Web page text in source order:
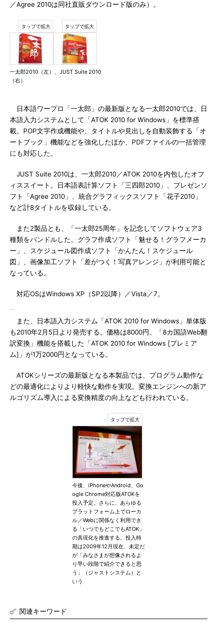
／Agree 2010は同社直販ダウンロード版のみ）。
一太郎2010（左）、JUST Suite 2010
（右）
日本語ワープロ「一太郎」の最新版となる一太郎2010では、日
本語入力システムとして「ATOK 2010 for Windows」を標準搭
載。POP文字作成機能や、タイトルや見出しを自動装飾する「オ
ートブック」機能などを強化したほか、PDFファイルの一括管理
にも対応した。
JUST Suite 2010は、一太郎2010／ATOK 2010を内包したオフ
ィススイート。日本語表計算ソフト「三四郎2010」、プレゼンソ
フト「Agree 2010」、統合グラフィックスソフト「花子2010」
など計8タイトルを収録している。
また2製品とも、「一太郎25周年」を記念してソフトウェア3
種類をバンドルした。グラフ作成ソフト「魅せる！グラフメーカ
ー」、スケジュール図作成ソフト「かんたん！スケジュール
図」、画像加工ソフト「差がつく！写真アレンジ」が利用可能と
なっている。
対応OSはWindows XP（SP2以降）／Vista／7。
また、日本語入力システム「ATOK 2010 for Windows」単体版
も2010年2月5日より発売する。価格は8000円。「8カ国語Web翻
訳変換」機能を搭載した「ATOK 2010 for Windows [プレミア
ム]」が1万2000円となっている。
ATOKシリーズの最新版となる本製品では、プログラム動作な
どの最適化によりより軽快な動作を実現。変換エンジンへの新ア
ルゴリズム導入による変換精度の向上なども行われている。
今後、iPhoneやAndroid、Go
ogle Chrome対応版ATOKを
投入予定。さらに、あらゆる
プラットフォーム上でローカ
ル／Webに関係なく利用でき
る「いつでもどこでもATOK」
の具現化を推進する。投入時
期は2009年12月現在、未定だ
が「みなさまが想像されるよ
り早い段階で紹介できると思
う」（ジャストシステム）と
いう
関連キーワード